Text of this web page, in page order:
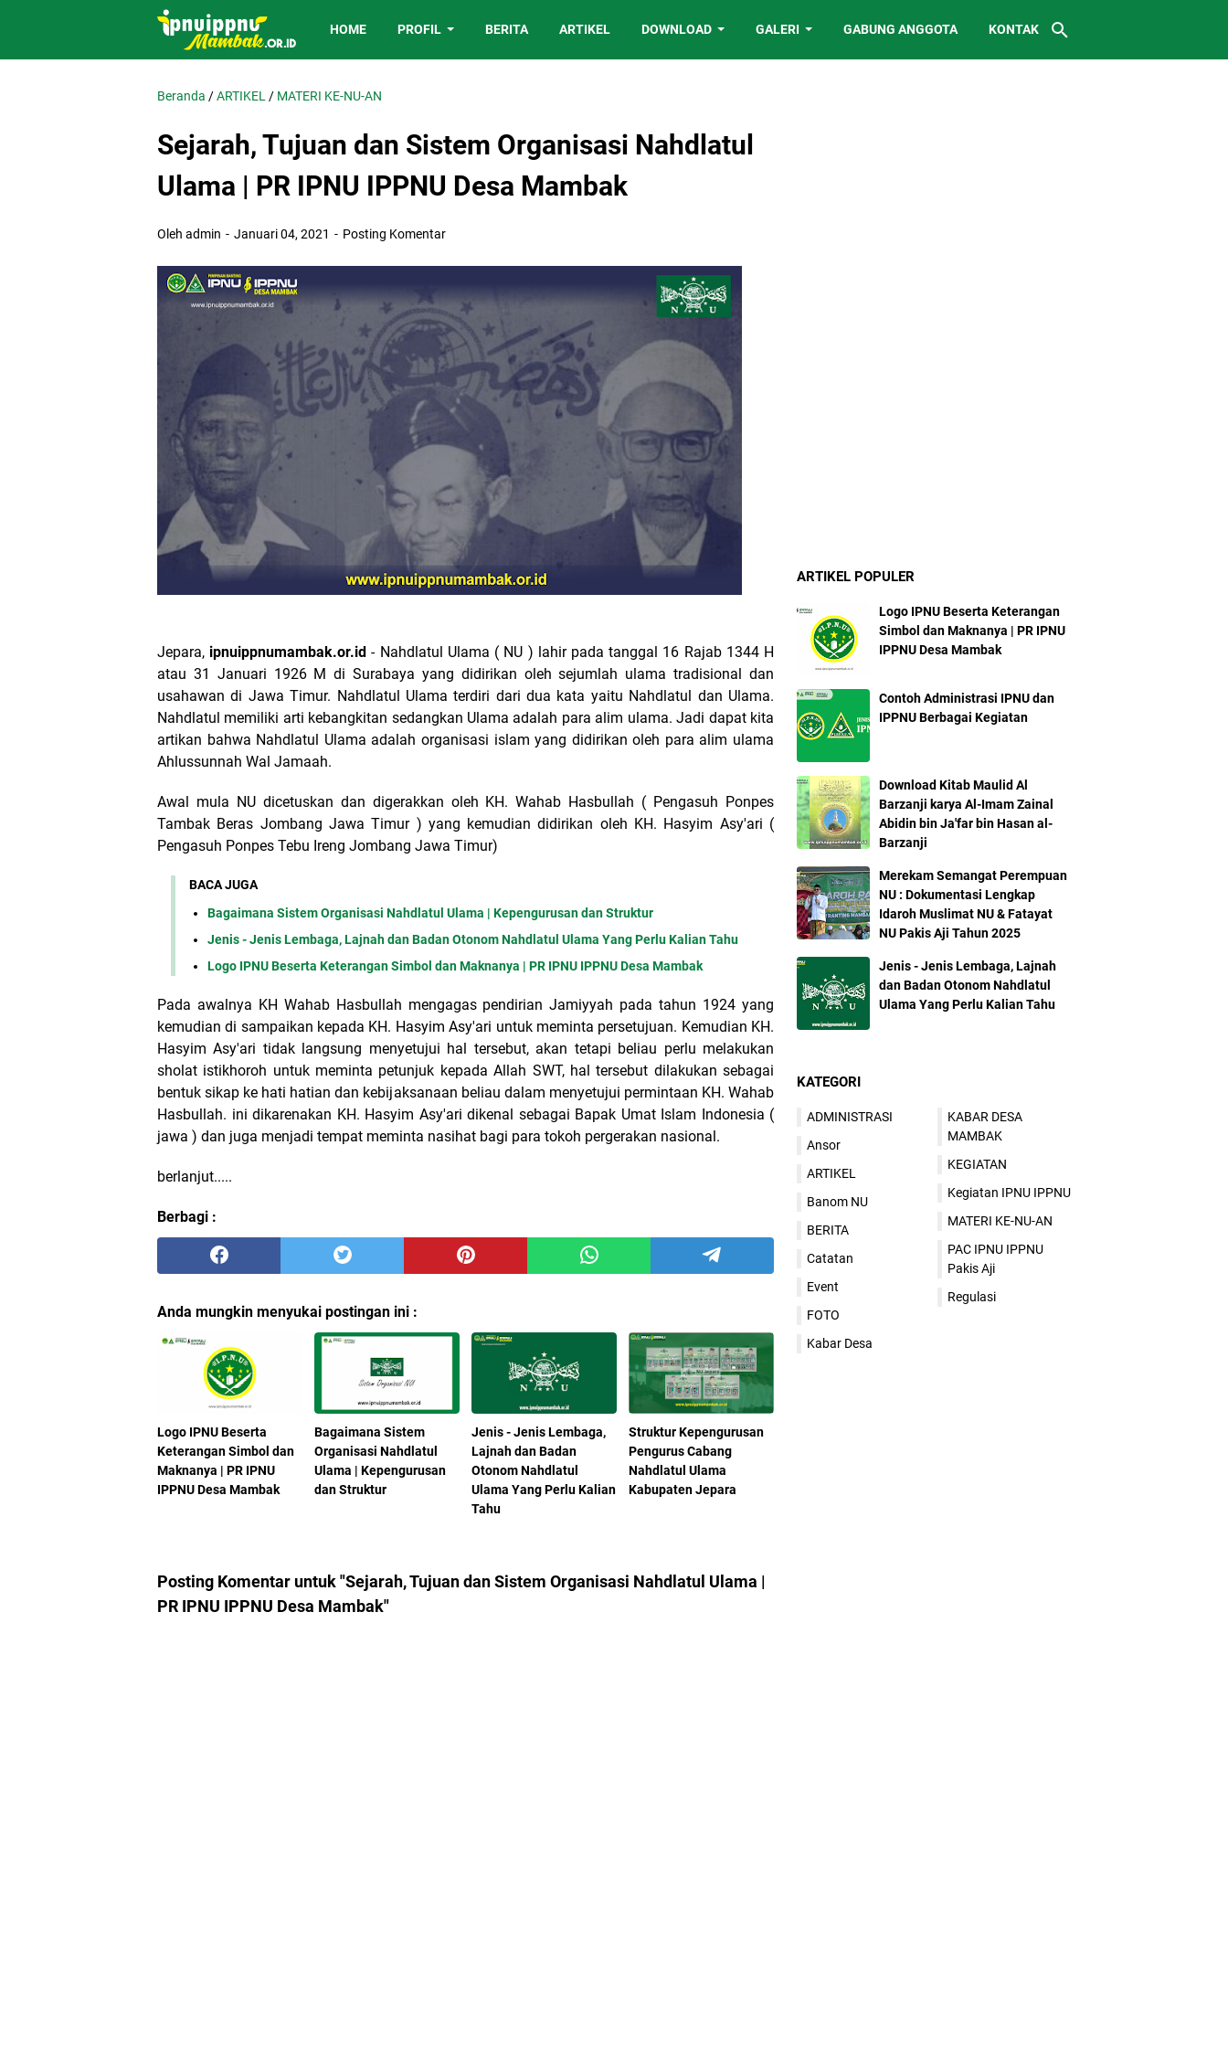
HOME PROFIL BERITA ARTIKEL DOWNLOAD GALERI GABUNG ANGGOTA KONTAK
Beranda /ARTIKEL / MATERI KE-NU-AN
Sejarah, Tujuan dan Sistem Organisasi Nahdlatul
Ulama | PR IPNU IPPNU Desa Mambak
Oleh admin Januari 04, 2021 Posting Komentar
Jepara, ipnuippnumambak.or.id - Nahdlatul Ulama ( NU ) lahir pada tanggal 16 Rajab 1344 H
atau 31 Januari 1926 M di Surabaya yang didirikan oleh sejumlah ulama tradisional dan
usahawan di Jawa Timur. Nahdlatul Ulama terdiri dari dua kata yaitu Nahdlatul dan Ulama.
Nahdlatul memiliki arti kebangkitan sedangkan Ulama adalah para alim ulama. Jadi dapat kita
artikan bahwa Nahdlatul Ulama adalah organisasi islam yang didirikan oleh para alim ulama
Ahlussunnah Wal Jamaah.
Awal mula NU dicetuskan dan digerakkan oleh KH. Wahab Hasbullah ( Pengasuh Ponpes
Tambak Beras Jombang Jawa Timur ) yang kemudian didirikan oleh KH. Hasyim Asy'ari (
Pengasuh Ponpes Tebu Ireng Jombang Jawa Timur)
BACA JUGA
Bagaimana Sistem Organisasi Nahdlatul Ulama | Kepengurusan dan Struktur
Jenis - Jenis Lembaga, Lajnah dan Badan Otonom Nahdlatul Ulama Yang Perlu Kalian Tahu
Logo IPNU Beserta Keterangan Simbol dan Maknanya | PR IPNU IPPNU Desa Mambak
Pada awalnya KH Wahab Hasbullah mengagas pendirian Jamiyyah pada tahun 1924 yang
kemudian di sampaikan kepada KH. Hasyim Asy'ari untuk meminta persetujuan. Kemudian KH.
Hasyim Asy'ari tidak langsung menyetujui hal tersebut, akan tetapi beliau perlu melakukan
sholat istikhoroh untuk meminta petunjuk kepada Allah SWT, hal tersebut dilakukan sebagai
bentuk sikap ke hati hatian dan kebijaksanaan beliau dalam menyetujui permintaan KH. Wahab
Hasbullah. ini dikarenakan KH. Hasyim Asy'ari dikenal sebagai Bapak Umat Islam Indonesia (
jawa ) dan juga menjadi tempat meminta nasihat bagi para tokoh pergerakan nasional.
berlanjut.....
Berbagi :
Anda mungkin menyukai postingan ini :
Logo IPNU Beserta
Keterangan Simbol dan
Maknanya | PR IPNU
IPPNU Desa Mambak
Bagaimana Sistem
Organisasi Nahdlatul
Ulama | Kepengurusan
dan Struktur
Jenis - Jenis Lembaga,
Lajnah dan Badan
Otonom Nahdlatul
Ulama Yang Perlu Kalian
Tahu
Struktur Kepengurusan
Pengurus Cabang
Nahdlatul Ulama
Kabupaten Jepara
Posting Komentar untuk "Sejarah, Tujuan dan Sistem Organisasi Nahdlatul Ulama |
PR IPNU IPPNU Desa Mambak"
ARTIKEL POPULER
Logo IPNU Beserta Keterangan
Simbol dan Maknanya | PR IPNU
IPPNU Desa Mambak
Contoh Administrasi IPNU dan
IPPNU Berbagai Kegiatan
Download Kitab Maulid Al
Barzanji karya Al-Imam Zainal
Abidin bin Ja'far bin Hasan al-
Barzanji
Merekam Semangat Perempuan
NU : Dokumentasi Lengkap
Idaroh Muslimat NU & Fatayat
NU Pakis Aji Tahun 2025
Jenis - Jenis Lembaga, Lajnah
dan Badan Otonom Nahdlatul
Ulama Yang Perlu Kalian Tahu
KATEGORI
ADMINISTRASI
Ansor
ARTIKEL
Banom NU
BERITA
Catatan
Event
FOTO
Kabar Desa
KABAR DESA
MAMBAK
KEGIATAN
Kegiatan IPNU IPPNU
MATERI KE-NU-AN
PAC IPNU IPPNU
Pakis Aji
Regulasi